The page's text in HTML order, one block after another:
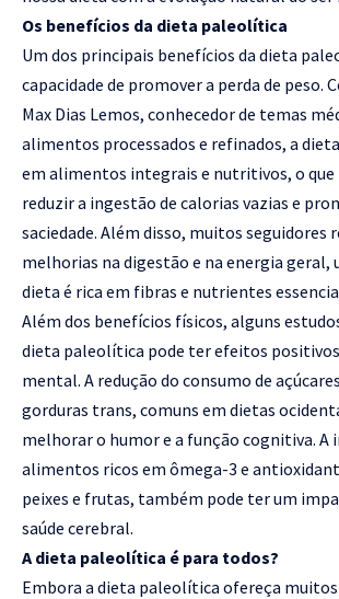
Os benefícios da dieta paleolítica
Um dos principais benefícios da dieta
capacidade de promover a perda de peso.
Max Dias Lemos, conhecedor de temas
alimentos processados e refinados, a
em alimentos integrais e nutritivos, o que
reduzir a ingestão de calorias vazias e
saciedade. Além disso, muitos seguidores
melhorias na digestão e na energia geral,
dieta é rica em fibras e nutrientes
Além dos benefícios físicos, alguns
dieta paleolítica pode ter efeitos positivos
mental. A redução do consumo de
gorduras trans, comuns em dietas
melhorar o humor e a função cognitiva. A
alimentos ricos em ômega-3 e
peixes e frutas, também pode ter um
saúde cerebral.
A dieta paleolítica é para todos?
Embora a dieta paleolítica ofereça